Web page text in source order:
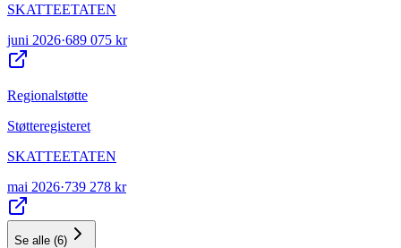
SKATTEETATEN
juni 2026·689 075 kr
Regionalstøtte
Støtteregisteret
SKATTEETATEN
mai 2026·739 278 kr
Se alle (6)